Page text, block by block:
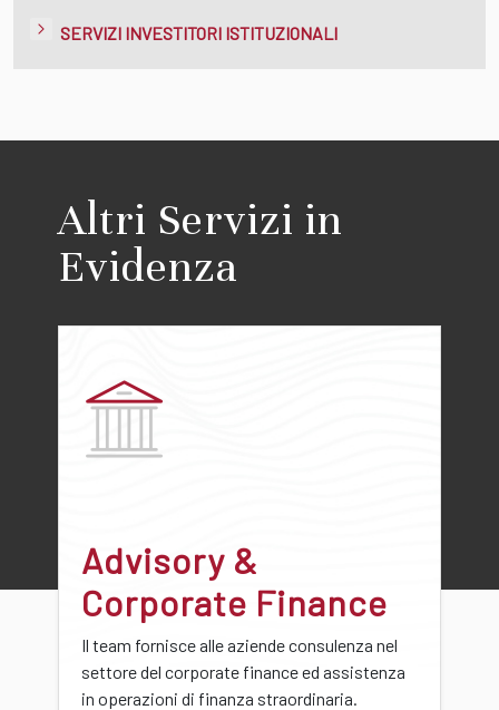
SERVIZI INVESTITORI ISTITUZIONALI
Altri Servizi in
Evidenza
Advisory &
Corporate Finance
Il team fornisce alle aziende consulenza nel
settore del corporate finance ed assistenza
in operazioni di finanza straordinaria.